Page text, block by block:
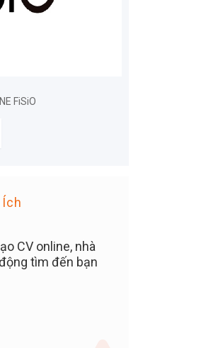
FiSiO
CV online, nhà
tìm đến bạn